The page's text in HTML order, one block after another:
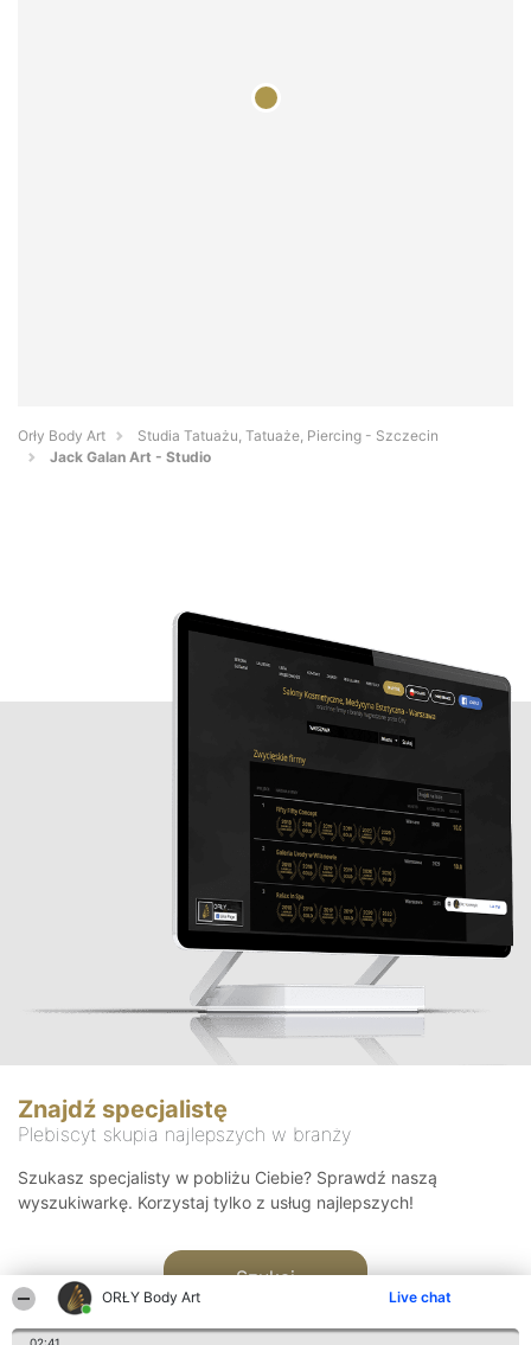
ORŁY Body Art Live chat
Orły Body Art
Studia Tatuażu, Tatuaże, Piercing - Szczecin
Jack Galan Art - Studio
Znajdź specjalistę
Plebiscyt skupia najlepszych w branży
Szukasz specjalisty w pobliżu Ciebie? Sprawdź naszą
wyszukiwarkę. Korzystaj tylko z usług najlepszych!
Szukaj